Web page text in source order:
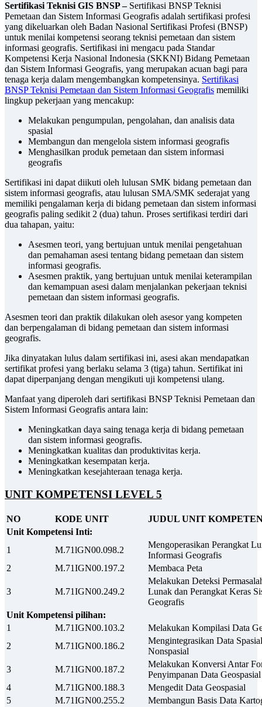
Sertifikasi Teknisi GIS BNSP – Sertifikasi BNSP Teknisi
Pemetaan dan Sistem Informasi Geografis adalah sertifikasi profesi
yang dikeluarkan oleh Badan Nasional Sertifikasi Profesi (BNSP)
untuk menilai kompetensi seorang teknisi pemetaan dan sistem
informasi geografis. Sertifikasi ini mengacu pada Standar
Kompetensi Kerja Nasional Indonesia (SKKNI) Bidang Pemetaan
dan Sistem Informasi Geografis, yang merupakan acuan bagi para
tenaga kerja dalam mengembangkan kompetensinya. Sertifikasi
BNSP Teknisi Pemetaan dan Sistem Informasi Geografis memiliki
lingkup pekerjaan yang mencakup:
Melakukan pengumpulan, pengolahan, dan analisis data
spasial
Membangun dan mengelola sistem informasi geografis
Menghasilkan produk pemetaan dan sistem informasi
geografis
Sertifikasi ini dapat diikuti oleh lulusan SMK bidang pemetaan dan
sistem informasi geografis, atau lulusan SMA/SMK sederajat yang
memiliki pengalaman kerja di bidang pemetaan dan sistem informasi
geografis paling sedikit 2 (dua) tahun. Proses sertifikasi terdiri dari
dua tahapan, yaitu:
Asesmen teori, yang bertujuan untuk menilai pengetahuan
dan pemahaman asesi tentang bidang pemetaan dan sistem
informasi geografis.
Asesmen praktik, yang bertujuan untuk menilai keterampilan
dan kemampuan asesi dalam menjalankan pekerjaan teknisi
pemetaan dan sistem informasi geografis.
Asesmen teori dan praktik dilakukan oleh asesor yang kompeten
dan berpengalaman di bidang pemetaan dan sistem informasi
geografis.
Jika dinyatakan lulus dalam sertifikasi ini, asesi akan mendapatkan
sertifikat profesi yang berlaku selama 3 (tiga) tahun. Sertifikat ini
dapat diperpanjang dengan mengikuti uji kompetensi ulang.
Manfaat yang diperoleh dari sertifikasi BNSP Teknisi Pemetaan dan
Sistem Informasi Geografis antara lain:
Meningkatkan daya saing tenaga kerja di bidang pemetaan
dan sistem informasi geografis.
Meningkatkan kualitas dan produktivitas kerja.
Meningkatkan kesempatan kerja.
Meningkatkan kesejahteraan tenaga kerja.
UNIT KOMPETENSI LEVEL 5
NO KODE UNIT
JUDUL UNIT
Unit Kompetensi Inti:
1
M.71lGN00.098.2
Mengoperasikan Perangkat
Informasi Geografis
2
M.71IGN00.197.2 Membaca Peta
3 M.71IGN00.249.2
Melakukan Deteksi
Lunak dan Perangkat Keras
Geografis
Unit Kompetensi pilihan:
1
M.71IGN00.103.2
Melakukan Kompilasi Data
2
M.71IGN00.186.2
Mengintegrasikan Data
Nonspasial
3
M.71IGN00.187.2
Melakukan Konversi Antar
Penyimpanan Data Geospasial
4
M.71IGN00.188.3
Mengedit Data Geospasial
5
M.71IGN00.255.2 Membangun Basis Data